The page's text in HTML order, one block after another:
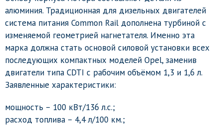
алюминия. Традиционная для дизельных двигателей
система питания Common Rail дополнена турбиной с
изменяемой геометрией нагнетателя. Именно эта
марка должна стать основой силовой установки всех
последующих компактных моделей Opel, заменив
двигатели типа CDTI с рабочим объёмом 1,3 и 1,6 л.
Заявленные характеристики:
мощность – 100 кВт/136 л.с.;
расход топлива – 4,4 л/100 км.;